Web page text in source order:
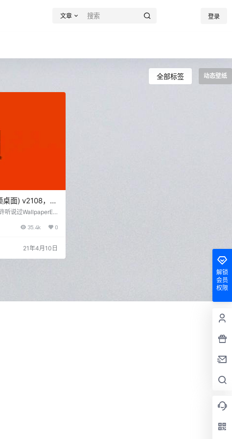
文章 登录
全部标签 动态壁纸
面) v2108，动
听说过WallpaperEn
不想花钱，想体验动
的大量动态壁纸
动画、Unity程序和
桌面，效果相当
35.4k 0
21年4月10日
解锁
会员
权限